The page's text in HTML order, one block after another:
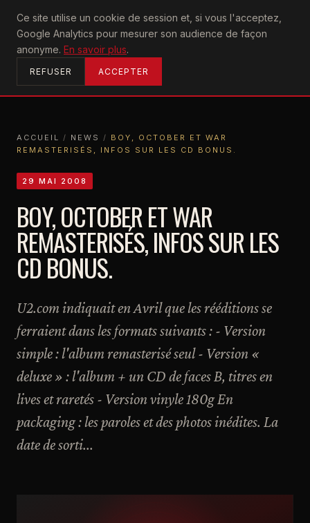
Ce site utilise un cookie de session et, si vous l'acceptez,
Google Analytics pour mesurer son audience de façon
anonyme. En savoir plus.
REFUSER ACCEPTER
U2achtung
ACCUEIL
ACCUEIL / NEWS / BOY, OCTOBER ET WAR
REMASTERISÉS, INFOS SUR LES CD BONUS.
29 MAI 2008
BOY, OCTOBER ET WAR
REMASTERISÉS, INFOS SUR LES
CD BONUS.
U2.com indiquait en Avril que les rééditions se
ferraient dans les formats suivants : - Version
simple : l'album remasterisé seul - Version «
deluxe » : l'album + un CD de faces B, titres en
lives et raretés - Version vinyle 180g En
packaging : les paroles et des photos inédites. La
date de sorti...